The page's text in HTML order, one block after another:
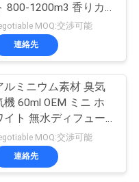
800-1200m3 香りカ
ー
MOQ:交渉可能
連絡先
ルミニウム素材 臭気
機 60ml OEM ミニ ホ
イト 無水ディフュー
ー
MOQ:交渉可能
連絡先